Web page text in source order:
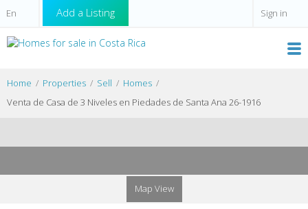
Add a Listing Sign in
Home Properties Sell
Homes
Venta de Casa de 3 Niveles en Piedades de Santa Ana 26-1916
Map View